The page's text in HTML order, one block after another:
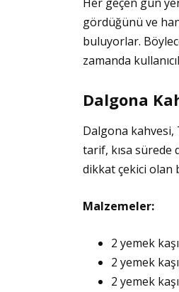
gördüğünü ve
buluyorlar.
zamanda
Dalgona
Dalgona kahvesi,
tarif, kısa sürede
dikkat çekici olan
Malzemeler:
2 yemek
2 yemek
2 yemek